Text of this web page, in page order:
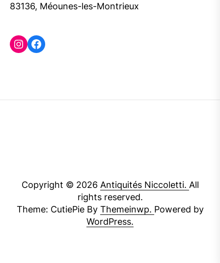
83136, Méounes-les-Montrieux
Instagram
Facebook
Copyright © 2026 Antiquités Niccoletti. All
rights reserved.
Theme: CutiePie By Themeinwp. Powered by
WordPress.